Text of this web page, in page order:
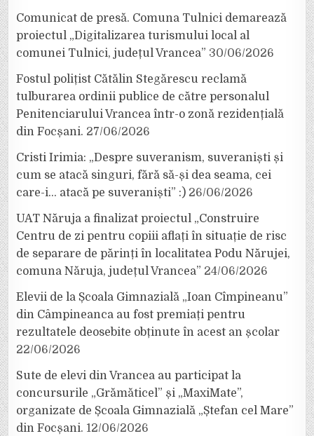
Comunicat de presă. Comuna Tulnici demarează
proiectul „Digitalizarea turismului local al
comunei Tulnici, județul Vrancea” 30/06/2026
Fostul polițist Cătălin Stegărescu reclamă
tulburarea ordinii publice de către personalul
Penitenciarului Vrancea într-o zonă rezidențială
din Focșani. 27/06/2026
Cristi Irimia: „Despre suveranism, suveraniști și
cum se atacă singuri, fără să-și dea seama, cei
care-i… atacă pe suveraniști” :) 26/06/2026
UAT Năruja a finalizat proiectul „Construire
Centru de zi pentru copiii aflați în situație de risc
de separare de părinți în localitatea Podu Nărujei,
comuna Năruja, județul Vrancea” 24/06/2026
Elevii de la Școala Gimnazială „Ioan Cîmpineanu”
din Câmpineanca au fost premiați pentru
rezultatele deosebite obținute în acest an școlar
22/06/2026
Sute de elevi din Vrancea au participat la
concursurile „Grămăticel” și „MaxiMate”,
organizate de Școala Gimnazială „Ștefan cel Mare”
din Focșani. 12/06/2026